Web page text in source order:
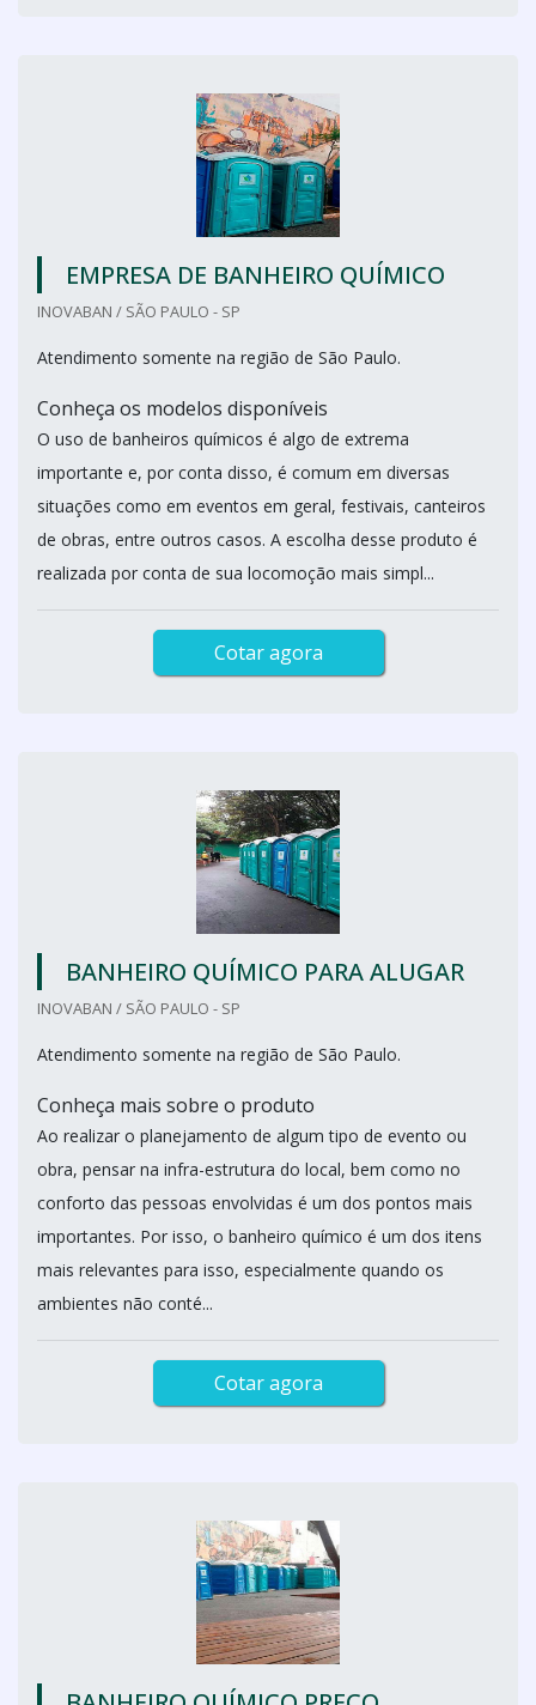
EMPRESA DE BANHEIRO QUÍMICO
INOVABAN / SÃO PAULO - SP
Atendimento somente na região de São Paulo.
Conheça os modelos disponíveis
O uso de banheiros químicos é algo de extrema
importante e, por conta disso, é comum em diversas
situações como em eventos em geral, festivais, canteiros
de obras, entre outros casos. A escolha desse produto é
realizada por conta de sua locomoção mais simpl...
Cotar agora
BANHEIRO QUÍMICO PARA ALUGAR
INOVABAN / SÃO PAULO - SP
Atendimento somente na região de São Paulo.
Conheça mais sobre o produto
Ao realizar o planejamento de algum tipo de evento ou
obra, pensar na infra-estrutura do local, bem como no
conforto das pessoas envolvidas é um dos pontos mais
importantes. Por isso, o banheiro químico é um dos itens
mais relevantes para isso, especialmente quando os
ambientes não conté...
Cotar agora